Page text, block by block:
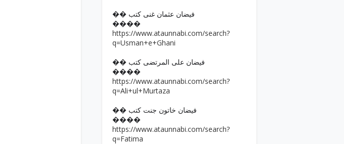
�� فیضان عثمان غنی کتب
����
https://www.ataunnabi.com/search?
q=Usman+e+Ghani
�� فیضان علی المرتضی کتب
����
https://www.ataunnabi.com/search?
q=Ali+ul+Murtaza
�� فیضان خاتون جنت کتب
����
https://www.ataunnabi.com/search?
q=Fatima